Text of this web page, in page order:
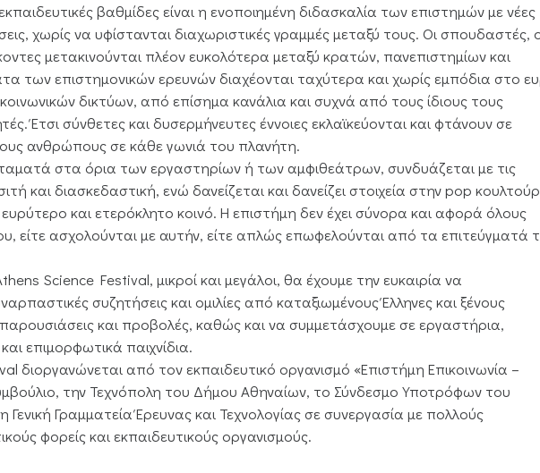
βαθμίδες είναι η ενοποιημένη διδασκαλία των επιστημών με νέες
χωρίς να υφίστανται διαχωριστικές γραμμές μεταξύ τους. Οι σπουδαστές,
μετακινούνται πλέον ευκολότερα μεταξύ κρατών, πανεπιστημίων και
των επιστημονικών ερευνών διαχέονται ταχύτερα και χωρίς εμπόδια στο
δικτύων, από επίσημα κανάλια και συχνά από τους ίδιους τους
Έτσι σύνθετες και δυσερμήνευτες έννοιες εκλαϊκεύονται και φτάνουν σε
ανθρώπους σε κάθε γωνιά του πλανήτη.
στα όρια των εργαστηρίων ή των αμφιθεάτρων, συνδυάζεται με τις
και διασκεδαστική, ενώ δανείζεται και δανείζει στοιχεία στην pop
και ετερόκλητο κοινό. Η επιστήμη δεν έχει σύνορα και αφορά όλους
είτε ασχολούνται με αυτήν, είτε απλώς επωφελούνται από τα επιτεύγματά
Science Festival, μικροί και μεγάλοι, θα έχουμε την ευκαιρία να
συζητήσεις και ομιλίες από καταξιωμένους Έλληνες και ξένους
παρουσιάσεις και προβολές, καθώς και να συμμετάσχουμε σε εργαστήρια,
επιμορφωτικά παιχνίδια.
διοργανώνεται από τον εκπαιδευτικό οργανισμό «Επιστήμη Επικοινωνία –
την Τεχνόπολη του Δήμου Αθηναίων, το Σύνδεσμο Υποτρόφων του
Γραμματεία Έρευνας και Τεχνολογίας σε συνεργασία με πολλούς
φορείς και εκπαιδευτικούς οργανισμούς.